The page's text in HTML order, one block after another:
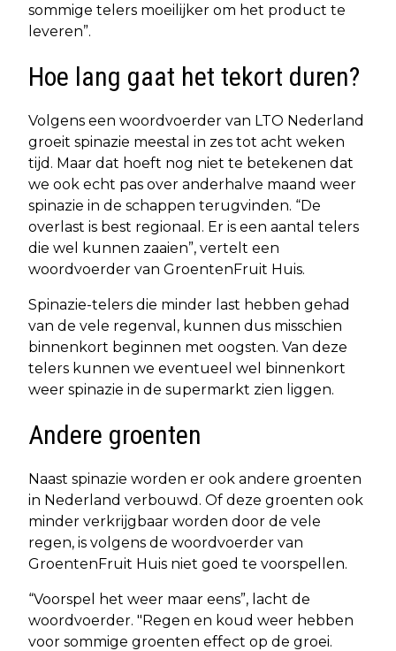
sommige telers moeilijker om het product te
leveren”.
Hoe lang gaat het tekort duren?
Volgens een woordvoerder van LTO Nederland
groeit spinazie meestal in zes tot acht weken
tijd. Maar dat hoeft nog niet te betekenen dat
we ook echt pas over anderhalve maand weer
spinazie in de schappen terugvinden. “De
overlast is best regionaal. Er is een aantal telers
die wel kunnen zaaien”, vertelt een
woordvoerder van GroentenFruit Huis.
Spinazie-telers die minder last hebben gehad
van de vele regenval, kunnen dus misschien
binnenkort beginnen met oogsten. Van deze
telers kunnen we eventueel wel binnenkort
weer spinazie in de supermarkt zien liggen.
Andere groenten
Naast spinazie worden er ook andere groenten
in Nederland verbouwd. Of deze groenten ook
minder verkrijgbaar worden door de vele
regen, is volgens de woordvoerder van
GroentenFruit Huis niet goed te voorspellen.
“Voorspel het weer maar eens”, lacht de
woordvoerder. "Regen en koud weer hebben
voor sommige groenten effect op de groei.